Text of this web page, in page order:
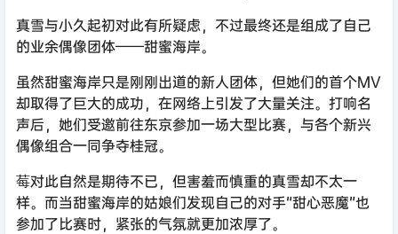
真雪与小久起初对此有所疑虑，不过最终还是组成了自己
的业余偶像团体——甜蜜海岸。
虽然甜蜜海岸只是刚刚出道的新人团体，但她们的首个MV
却取得了巨大的成功，在网络上引发了大量关注。打响名
声后，她们受邀前往东京参加一场大型比赛，与各个新兴
偶像组合一同争夺桂冠。
莓对此自然是期待不已，但害羞而慎重的真雪却不太一
样。而当甜蜜海岸的姑娘们发现自己的对手“甜心恶魔”也
参加了比赛时，紧张的气氛就更加浓厚了。